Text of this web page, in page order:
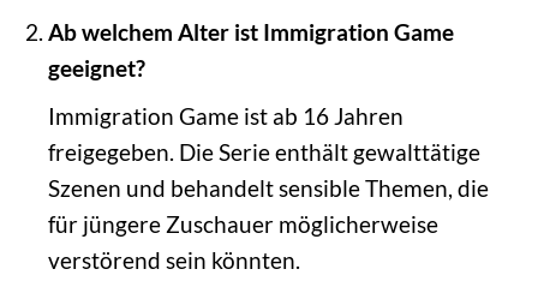
Ab welchem Alter ist Immigration Game
geeignet?
Immigration Game ist ab 16 Jahren
freigegeben. Die Serie enthält gewalttätige
Szenen und behandelt sensible Themen, die
für jüngere Zuschauer möglicherweise
verstörend sein könnten.